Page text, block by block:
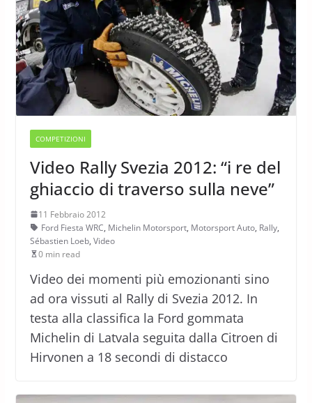
COMPETIZIONI
Video Rally Svezia 2012: “i re del
ghiaccio di traverso sulla neve”
11 Febbraio 2012
Ford Fiesta WRC, Michelin Motorsport, Motorsport Auto, Rally,
Sébastien Loeb, Video
0 min read
Video dei momenti più emozionanti sino
ad ora vissuti al Rally di Svezia 2012. In
testa alla classifica la Ford gommata
Michelin di Latvala seguita dalla Citroen di
Hirvonen a 18 secondi di distacco